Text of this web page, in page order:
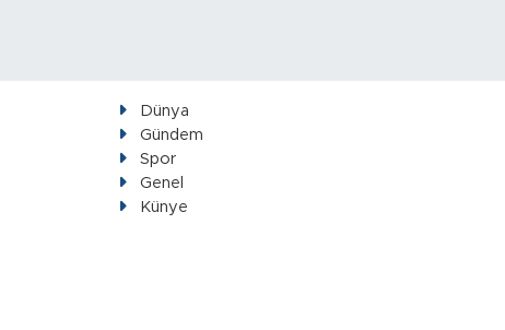
Dünya
Gündem
Spor
Genel
Künye